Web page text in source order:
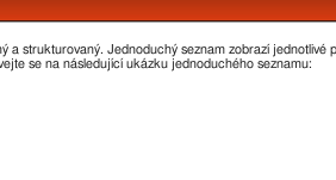
strukturovaný. Jednoduchý seznam zobrazí jednotlivé
se na následující ukázku jednoduchého seznamu: